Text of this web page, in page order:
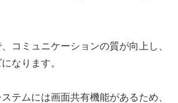
コミュニケーションの質が向上し、
なります。
テムには画面共有機能があるため、